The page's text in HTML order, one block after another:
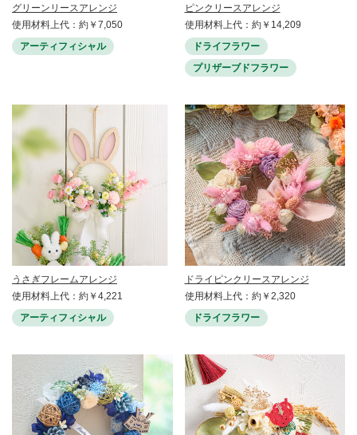
グリーンリースアレンジ
使用材料上代：約￥7,050
アーティフィシャル
ピンクリースアレンジ
使用材料上代：約￥14,209
ドライフラワー
プリザーブドフラワー
うさぎフレームアレンジ
使用材料上代：約￥4,221
アーティフィシャル
ドライピンクリースアレンジ
使用材料上代：約￥2,320
ドライフラワー